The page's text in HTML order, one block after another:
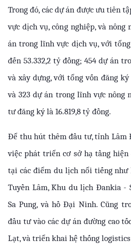
Trong đó, các dự án được ưu tiên
vực dịch vụ, công nghiệp, và nông
án trong lĩnh vực dịch vụ, với
đến 53.332,2 tỷ đồng; 454 dự án
và xây dựng, với tổng vốn đăng
và 323 dự án trong lĩnh vực nông
tư đăng ký là 16.819,8 tỷ đồng.
Để thu hút thêm đầu tư, tỉnh Lâm
việc phát triển cơ sở hạ tầng hiện
tại các điểm du lịch nổi tiếng như
Tuyền Lâm, Khu du lịch Đankia -
Sa Pung, và hồ Đại Ninh. Cũng
đầu tư vào các dự án đường cao
Lạt, và triển khai hệ thống